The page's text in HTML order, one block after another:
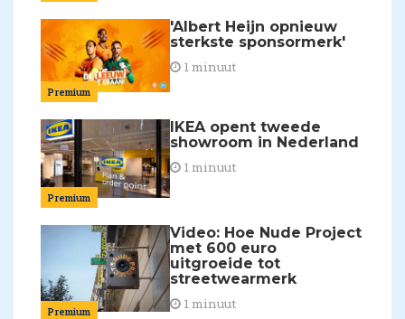
Premium
'Albert Heijn opnieuw
sterkste sponsormerk'
1 minuut
Premium
IKEA opent tweede
showroom in Nederland
1 minuut
Premium
Video: Hoe Nude Project
met 600 euro
uitgroeide tot
streetwearmerk
1 minuut